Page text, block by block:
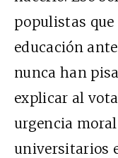
populistas
educación
nunca han
explicar al
urgencia
universitarios